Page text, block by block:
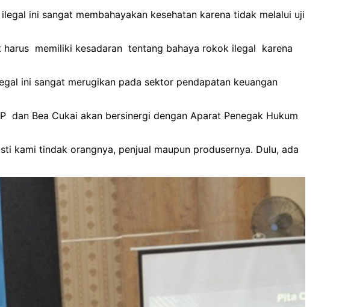
ini sangat membahayakan kesehatan karena tidak melalui uji
harus memiliki kesadaran tentang bahaya rokok ilegal karena
ini sangat merugikan pada sektor pendapatan keuangan
dan Bea Cukai akan bersinergi dengan Aparat Penegak Hukum
kami tindak orangnya, penjual maupun produsernya. Dulu, ada